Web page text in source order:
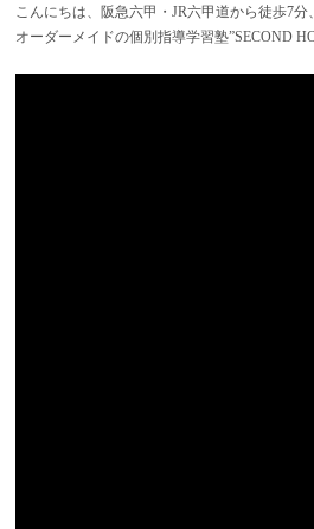
こんにちは、阪急六甲・JR六甲道から徒歩7分、
オーダーメイドの個別指導学習塾”SECOND